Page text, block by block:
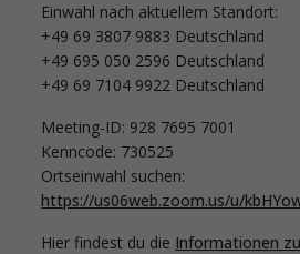
Einwahl nach aktuellem Standort:
+49 69 3807 9883 Deutschland
+49 695 050 2596 Deutschland
+49 69 7104 9922 Deutschland
Meeting-ID: 928 7695 7001
Kenncode: 730525
Ortseinwahl suchen:
https://us06web.zoom.us/u/
Hier findest du die Informationen